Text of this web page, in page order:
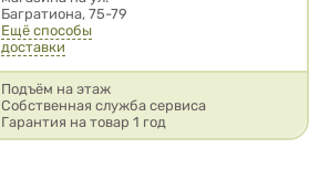
Багратиона, 75-79
Ещё способы
доставки
Подъём на этаж
Собственная служба сервиса
Гарантия на товар 1 год